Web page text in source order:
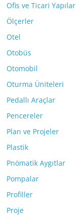
Ofis ve Ticari Yapılar
Ölçerler
Otel
Otobüs
Otomobil
Oturma Üniteleri
Pedallı Araçlar
Pencereler
Plan ve Projeler
Plastik
Pnömatik Aygıtlar
Pompalar
Profiller
Proje